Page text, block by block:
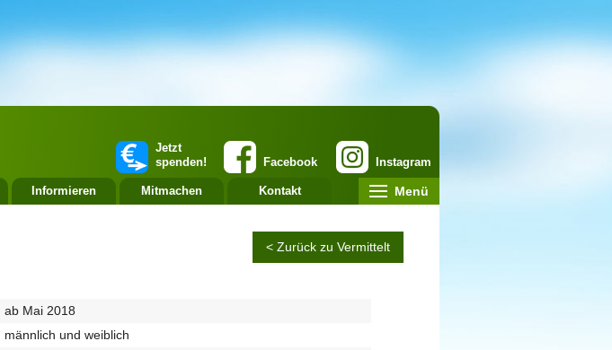
Instagram
Facebook
Jetzt
spenden!
Informieren Mitmachen Kontakt Menü
< Zurück zu Vermittelt
ab Mai 2018
männlich und weiblich